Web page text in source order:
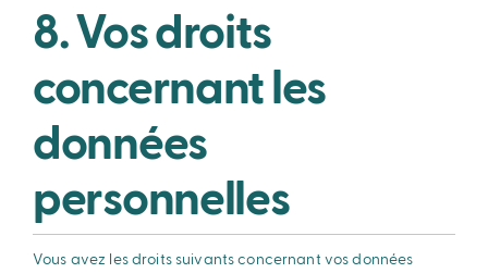
8. Vos droits
concernant les
données
personnelles
Vous avez les droits suivants concernant vos données